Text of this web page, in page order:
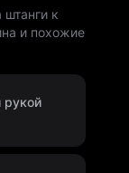
к
и похожие
рукой